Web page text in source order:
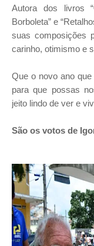
Autora dos livros
Borboleta” e
suas composições
carinho, otimismo e
Que o novo ano
para que possas
jeito lindo de ver e
São os votos de